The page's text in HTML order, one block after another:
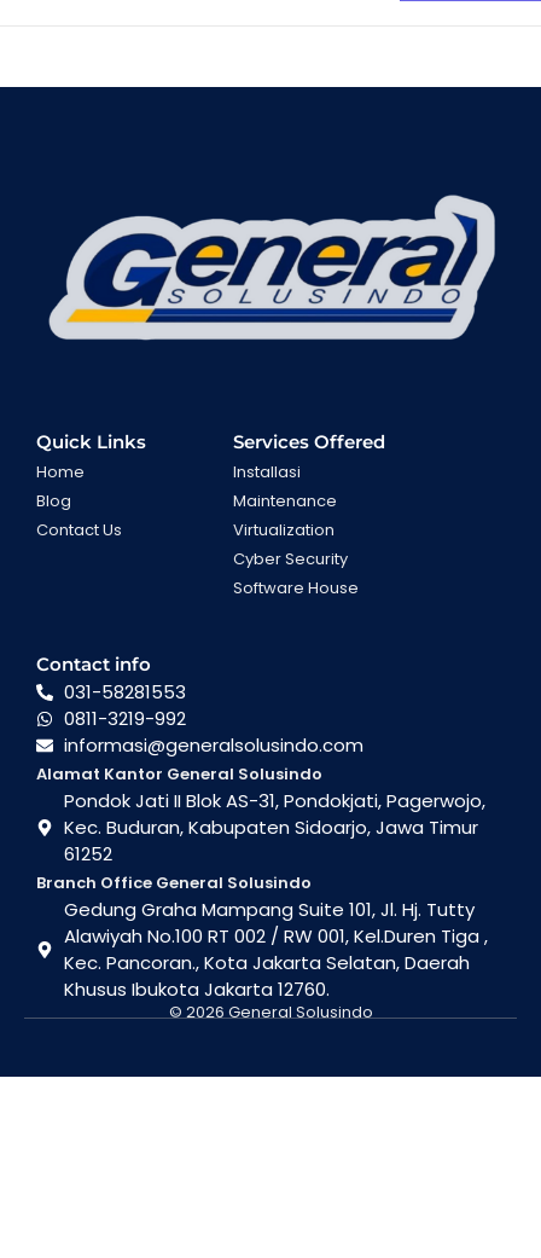
Quick Links
Home
Blog
Contact Us
Services Offered
Installasi
Maintenance
Virtualization
Cyber Security
Software House
Contact info
031-58281553
0811-3219-992
informasi@generalsolusindo.com
Alamat Kantor General Solusindo
Pondok Jati II Blok AS-31, Pondokjati, Pagerwojo,
Kec. Buduran, Kabupaten Sidoarjo, Jawa Timur
61252
Branch Office General Solusindo
Gedung Graha Mampang Suite 101, Jl. Hj. Tutty
Alawiyah No.100 RT 002 / RW 001, Kel.Duren Tiga ,
Kec. Pancoran., Kota Jakarta Selatan, Daerah
Khusus Ibukota Jakarta 12760.
© 2026 General Solusindo